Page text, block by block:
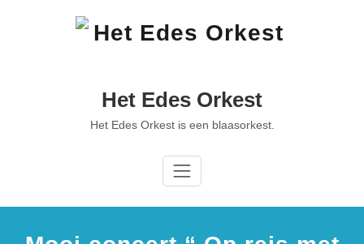
Het Edes Orkest
Het Edes Orkest is een blaasorkest.